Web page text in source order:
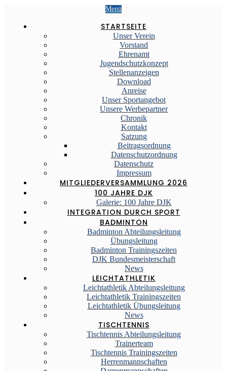
Menü
STARTSEITE
Unser Verein
Vorstand
Ehrenamt
Jugendschutzkonzept
Stellenanzeigen
Download
Anreise
Unser Sportangebot
Unsere Werbepartner
Chronik
Kontakt
Satzung
Beitragsordnung
Datenschutzordnung
Datenschutz
Impressum
MITGLIEDERVERSAMMLUNG 2026
100 JAHRE DJK
Galerie: 100 Jahre DJK
INTEGRATION DURCH SPORT
BADMINTON
Badminton Abteilungsleitung
Übungsleitung
Badminton Trainingszeiten
DJK Bundesmeisterschaft
News
LEICHTATHLETIK
Leichtathletik Abteilungsleitung
Leichtathletik Trainingszeiten
Leichtathletik Übungsleitung
News
TISCHTENNIS
Tischtennis Abteilungsleitung
Trainerteam
Tischtennis Trainingszeiten
Herrenmannschaften